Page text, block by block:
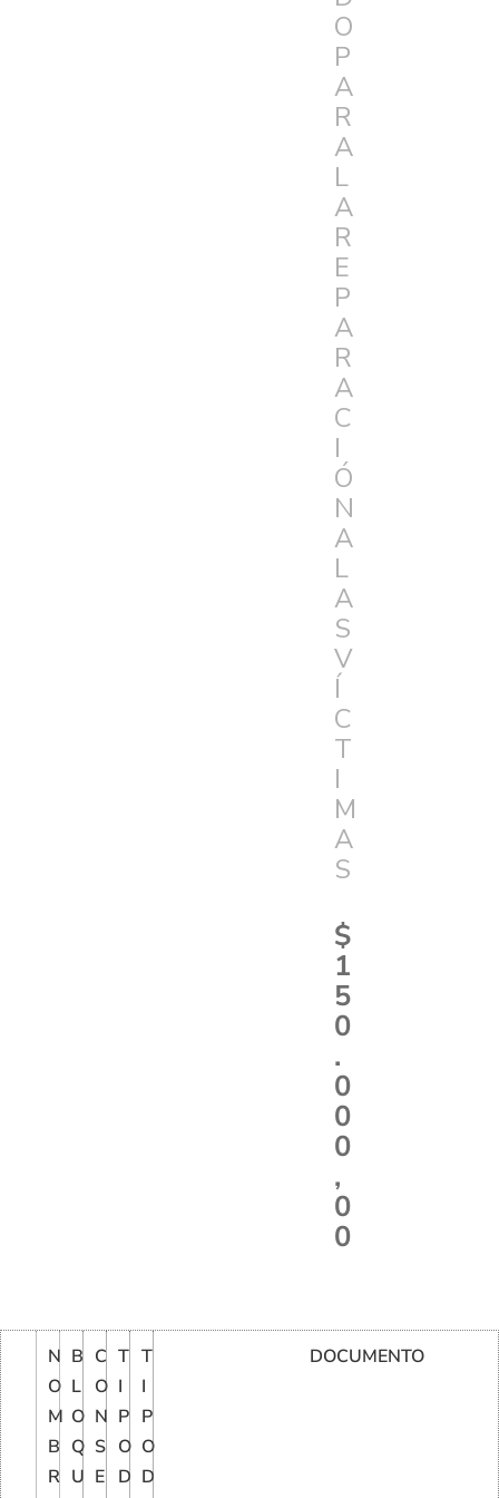
O
P
A
R
A
L
A
R
E
P
A
R
A
C
I
Ó
N
A
L
A
S
V
Í
C
T
I
M
A
S
$
1
5
0
.
0
0
0
,
0
0
N
O
M
B
R
B
L
O
Q
U
C
O
N
S
E
T
I
P
O
D
T
I
P
O
D
DOCUMENTO